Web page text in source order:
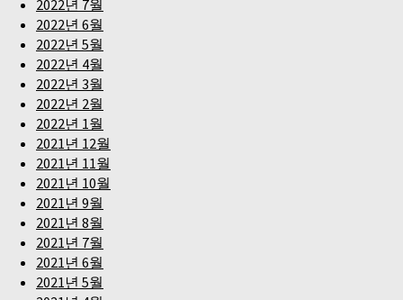
2022년 7월
2022년 6월
2022년 5월
2022년 4월
2022년 3월
2022년 2월
2022년 1월
2021년 12월
2021년 11월
2021년 10월
2021년 9월
2021년 8월
2021년 7월
2021년 6월
2021년 5월